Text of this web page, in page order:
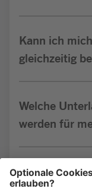
Kann ich
gleichzeitig
Welche
werden für
Bin ich für